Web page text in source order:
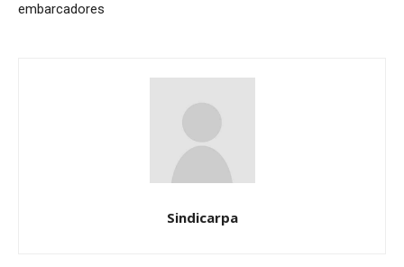
embarcadores
Sindicarpa